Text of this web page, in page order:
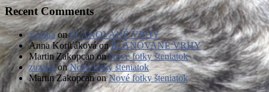
Recent Comments
zuzanaonPLÁNOVANÉ VRHY
Anna KoriťákováonPLÁNOVANÉ VRHY
Martin ZakopcanonNové fotky šteniatok
zuzanaonNové fotky šteniatok
Martin ZakopcanonNové fotky šteniatok